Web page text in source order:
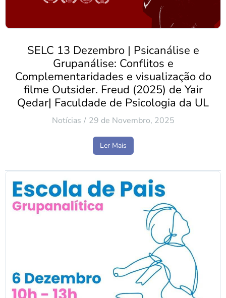
SELC 13 Dezembro | Psicanálise e
Grupanálise: Conflitos e
Complementaridades e visualização do
filme Outsider. Freud (2025) de Yair
Qedar| Faculdade de Psicologia da UL
Notícias 29 de Novembro, 2025
Ler Mais